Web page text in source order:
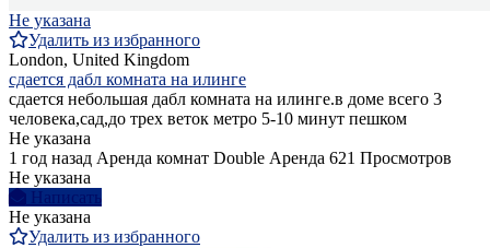
Не указана
Удалить из избранного
London, United Kingdom
сдается дабл комната на илинге
сдается небольшая дабл комната на илинге.в доме всего 3
человека,сад,до трех веток метро 5-10 минут пешком
Не указана
1 год назад Аренда комнат Double Аренда 621 Просмотров
Не указана
Написать
Не указана
Удалить из избранного